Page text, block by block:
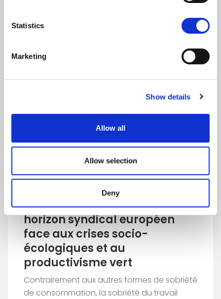
Statistics
Marketing
Show details
Allow all
Allow selection
Deny
Author:Céline Marty| January 28, 2026
La sobriété du travail : un
horizon syndical européen
face aux crises socio-
écologiques et au
productivisme vert
Contrairement aux autres formes de sobriété
de consommation, la sobriété du travail